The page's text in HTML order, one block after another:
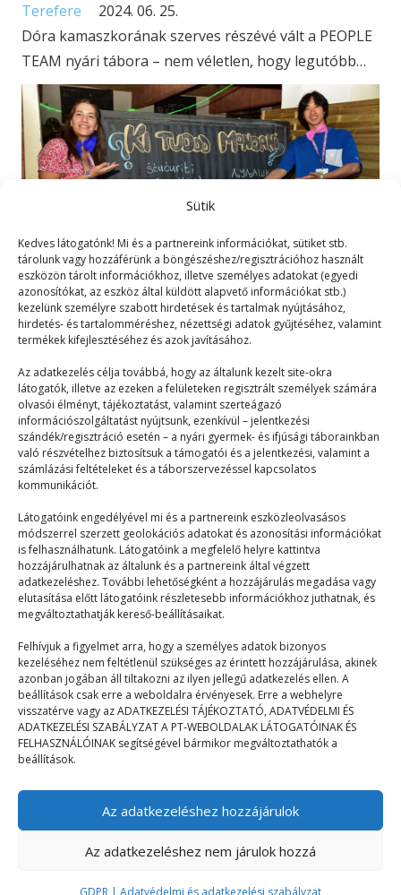
Sütik
Kedves látogatónk! Mi és a partnereink információkat, sütiket stb.
tárolunk vagy hozzáférünk a böngészéshez/regisztrációhoz használt
eszközön tárolt információkhoz, illetve személyes adatokat (egyedi
azonosítókat, az eszköz által küldött alapvető információkat stb.)
kezelünk személyre szabott hirdetések és tartalmak nyújtásához,
hirdetés- és tartalomméréshez, nézettségi adatok gyűjtéséhez, valamint
termékek kifejlesztéséhez és azok javításához.
Az adatkezelés célja továbbá, hogy az általunk kezelt site-okra
látogatók, illetve az ezeken a felületeken regisztrált személyek számára
olvasói élményt, tájékoztatást, valamint szerteágazó
információszolgáltatást nyújtsunk, ezenkívül – jelentkezési
szándék/regisztráció esetén – a nyári gyermek- és ifjúsági táborainkban
való részvételhez biztosítsuk a támogatói és a jelentkezési, valamint a
számlázási feltételeket és a táborszervezéssel kapcsolatos
kommunikációt.
Látogatóink engedélyével mi és a partnereink eszközleolvasásos
módszerrel szerzett geolokációs adatokat és azonosítási információkat
is felhasználhatunk. Látogatóink a megfelelő helyre kattintva
hozzájárulhatnak az általunk és a partnereink által végzett
adatkezeléshez. További lehetőségként a hozzájárulás megadása vagy
elutasítása előtt látogatóink részletesebb információkhoz juthatnak, és
megváltoztathatják kereső-beállításaikat.
Felhívjuk a figyelmet arra, hogy a személyes adatok bizonyos
kezeléséhez nem feltétlenül szükséges az érintett hozzájárulása, akinek
azonban jogában áll tiltakozni az ilyen jellegű adatkezelés ellen. A
beállítások csak erre a weboldalra érvényesek. Erre a webhelyre
visszatérve vagy az ADATKEZELÉSI TÁJÉKOZTATÓ, ADATVÉDELMI ÉS
ADATKEZELÉSI SZABÁLYZAT A PT-WEBOLDALAK LÁTOGATÓINAK ÉS
FELHASZNÁLÓINAK segítségével bármikor megváltoztathatók a
beállítások.
Az adatkezeléshez hozzájárulok
Az adatkezeléshez nem járulok hozzá
GDPR | Adatvédelmi és adatkezelési szabályzat
Terefere
2024. 06. 25.
Dóra kamaszkorának szerves részévé vált a PEOPLE
TEAM nyári tábora – nem véletlen, hogy legutóbb…
Együtt mindenre képesek
vagyunk
Terefere
2023. 03. 27.
Hogyan érzi magát egy külföldi egy magyar nyári
táborban? Szuperül, legalábbis akkor biztos, ha a…
© 2023–2026
Navigáció
Főoldal
Mix
GDPR | Adatvédelmi és adatkezelési szabályzat